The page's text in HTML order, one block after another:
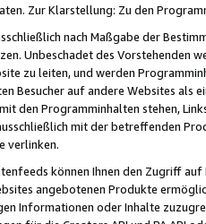
Zur Klarstellung: Zu den
nach Maßgabe der
Unbeschadet des Vorstehenden
zu leiten, und werden
Besucher auf andere Websites als
den Programminhalten stehen,
mit der betreffenden
verlinken.
können Ihnen den Zugriff
angebotenen Produkte
Informationen oder Inhalte